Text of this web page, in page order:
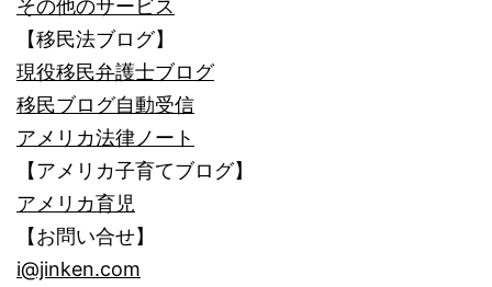
その他のサービス
【移民法ブログ】
現役移民弁護士ブログ
移民ブログ自動受信
アメリカ法律ノート
【アメリカ子育てブログ】
アメリカ育児
【お問い合せ】
i@jinken.com